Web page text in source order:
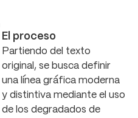
El proceso
Partiendo del texto
original, se busca definir
una línea gráfica moderna
y distintiva mediante el uso
de los degradados de